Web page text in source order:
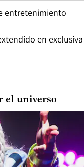
entretenimiento
en exclusiva
el universo